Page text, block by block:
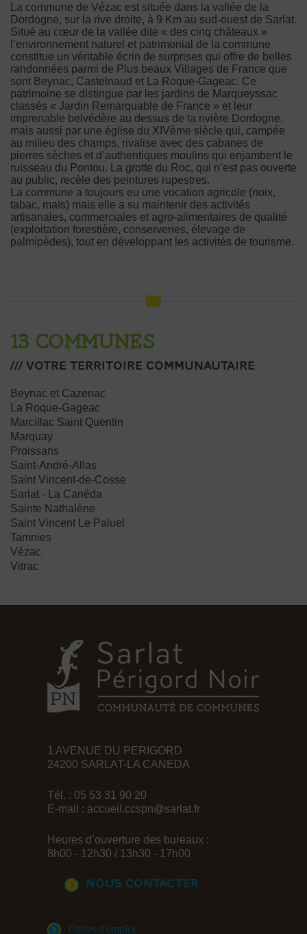
La commune de Vézac est située dans la vallée de la
Dordogne, sur la rive droite, à 9 Km au sud-ouest de Sarlat.
Situé au cœur de la vallée dite « des cinq châteaux »
l’environnement naturel et patrimonial de la commune
constitue un véritable écrin de surprises qui offre de belles
randonnées parmi de Plus beaux Villages de France que
sont Beynac, Castelnaud et La Roque-Gageac. Ce
patrimoine se distingue par les jardins de Marqueyssac
classés « Jardin Remarquable de France » et leur
imprenable belvédère au dessus de la rivière Dordogne,
mais aussi par une église du XIVème siècle qui, campée
au milieu des champs, rivalise avec des cabanes de
pierres sèches et d’authentiques moulins qui enjambent le
ruisseau du Pontou. La grotte du Roc, qui n’est pas ouverte
au public, recèle des peintures rupestres.
La commune a toujours eu une vocation agricole (noix,
tabac, maïs) mais elle a su maintenir des activités
artisanales, commerciales et agro-alimentaires de qualité
(exploitation forestière, conserveries, élevage de
palmipèdes), tout en développant les activités de tourisme.
13 communes
/// votre Territoire communautaire
Beynac et Cazenac
La Roque-Gageac
Marcillac Saint Quentin
Marquay
Proissans
Saint-André-Allas
Saint Vincent-de-Cosse
Sarlat - La Canéda
Sainte Nathalène
Saint Vincent Le Paluel
Tamnies
Vézac
Vitrac
1 AVENUE DU PERIGORD
24200 SARLAT-LA CANEDA
Tél. : 05 53 31 90 20
E-mail : accueil.ccspn@sarlat.fr
Heures d’ouverture des bureaux :
8h00 - 12h30 / 13h30 - 17h00
Nous contacter
Offres d'emploi